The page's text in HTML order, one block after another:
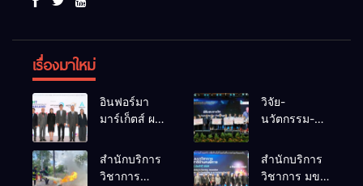
เรื่องมาใหม่
อินฟอร์มา
มาร์เก็ตส์ ผนึก
ธุรกิจท่อง
เที่ยว-บริการ
วิจัย-
นวัตกรรม-
คือโอกาสใหม่
ของคนพิการ
สำนักบริการ
วิชาการ
สำนักบริการ
วิชาการ มข.